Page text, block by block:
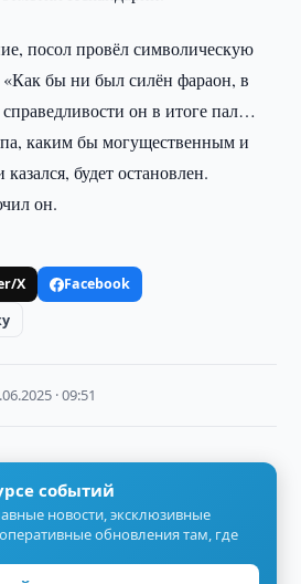
посол провёл символическую
«Как бы ни был силён фараон, в
он в итоге пал…
каким бы могущественным и
будет остановлен.
он.
X
Facebook
· 09:51
событий
новости, эксклюзивные
обновления там, где